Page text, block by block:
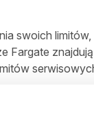
swoich
Fargate